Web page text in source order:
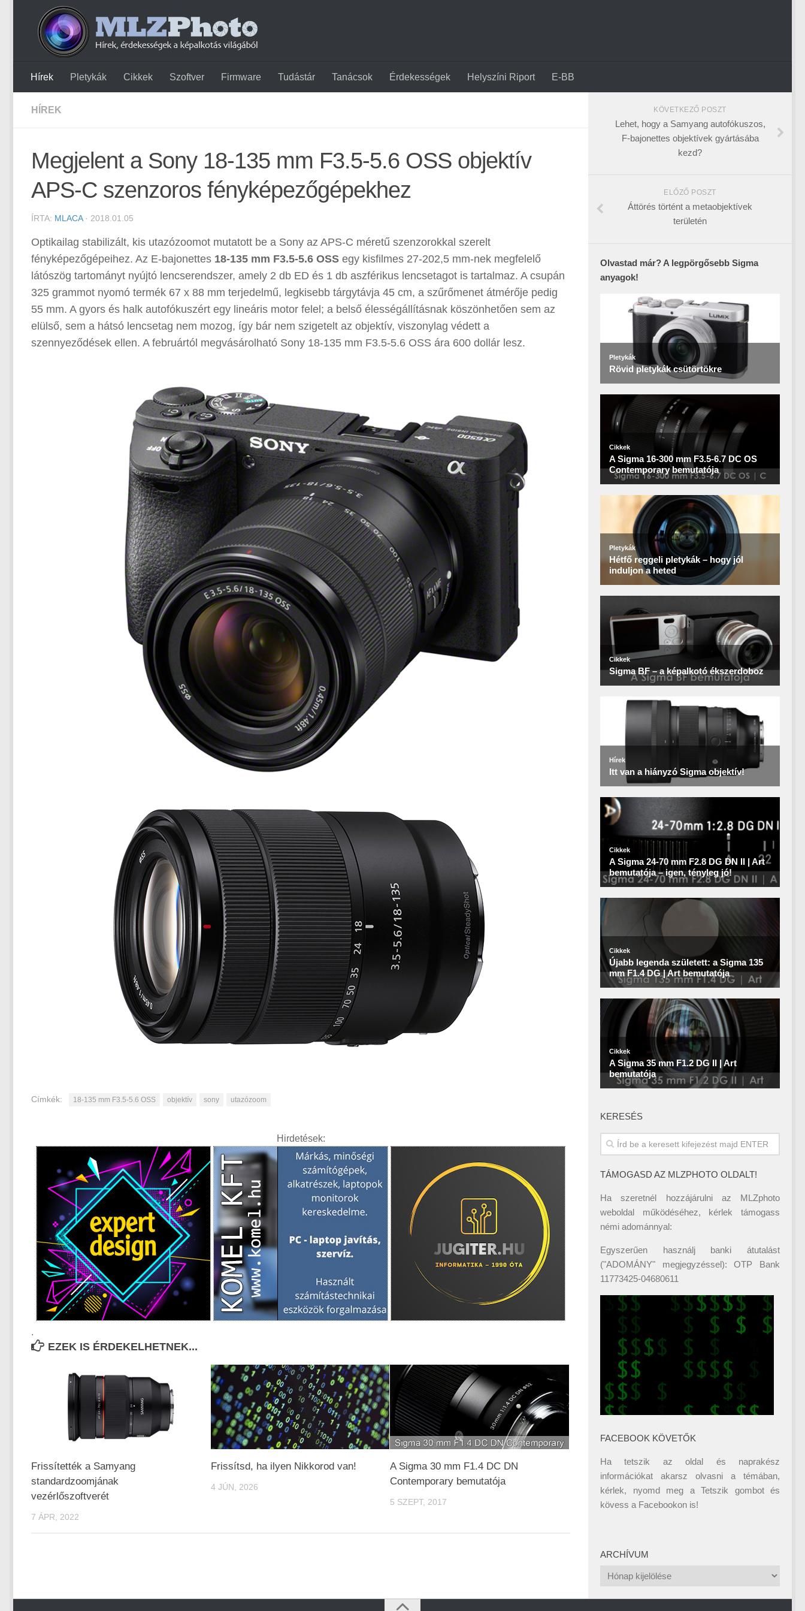
Hírek Pletykák Cikkek Szoftver Firmware Tudástár Tanácsok Érdekességek Helyszíni Riport E-BB
HÍREK
Megjelent a Sony 18-135 mm F3.5-5.6 OSS objektív
APS-C szenzoros fényképezőgépekhez
ÍRTA: MLACA· 2018.01.05
Optikailag stabilizált, kis utazózoomot mutatott be a Sony az APS-C méretű szenzorokkal szerelt
fényképezőgépeihez. Az E-bajonettes 18-135 mm F3.5-5.6 OSS egy kisfilmes 27-202,5 mm-nek megfelelő
látószög tartományt nyújtó lencserendszer, amely 2 db ED és 1 db aszférikus lencsetagot is tartalmaz. A csupán
325 grammot nyomó termék 67 x 88 mm terjedelmű, legkisebb tárgytávja 45 cm, a szűrőmenet átmérője pedig
55 mm. A gyors és halk autofókuszért egy lineáris motor felel; a belső élességállításnak köszönhetően sem az
elülső, sem a hátsó lencsetag nem mozog, így bár nem szigetelt az objektív, viszonylag védett a
szennyeződések ellen. A februártól megvásárolható Sony 18-135 mm F3.5-5.6 OSS ára 600 dollár lesz.
Címkék: 18-135 mm F3.5-5.6 OSS objektív sony utazózoom
Hirdetések:
.
EZEK IS ÉRDEKELHETNEK...
Frissítették a Samyang
standardzoomjának
vezérlőszoftverét
7 ÁPR, 2022
Frissítsd, ha ilyen Nikkorod van!
4 JÚN, 2026
A Sigma 30 mm F1.4 DC DN
Contemporary bemutatója
5 SZEPT, 2017
KÖVETKEZŐ POSZT
Lehet, hogy a Samyang autofókuszos,
F-bajonettes objektívek gyártásába
kezd?
ELŐZŐ POSZT
Áttörés történt a metaobjektívek
területén
Olvastad már? A legpörgősebb Sigma
anyagok!
KERESÉS
TÁMOGASD AZ MLZPHOTO OLDALT!
Ha szeretnél hozzájárulni az MLZphoto
weboldal működéséhez, kérlek támogass
némi adománnyal:
Egyszerűen használj banki átutalást
("ADOMÁNY" megjegyzéssel): OTP Bank
11773425-04680611
FACEBOOK KÖVETŐK
Ha tetszik az oldal és naprakész
információkat akarsz olvasni a témában,
kérlek, nyomd meg a Tetszik gombot és
kövess a Facebookon is!
ARCHÍVUM
Archívum